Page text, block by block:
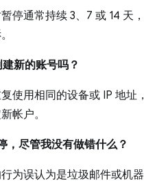
停通常持续 3、7 或 14 天
新的账号吗？
使用相同的设备或 IP 地址
帐户。
，尽管我没有做错什么？
为误认为是垃圾邮件或机